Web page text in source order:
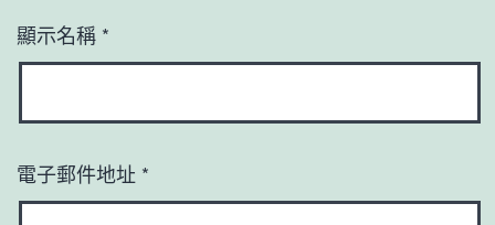
顯示名稱 *
電子郵件地址 *